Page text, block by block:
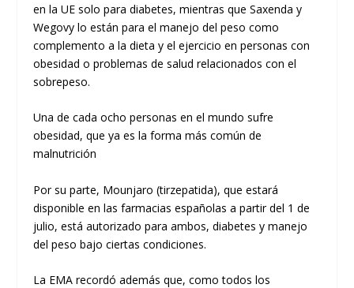
en la UE solo para diabetes, mientras que Saxenda y
Wegovy lo están para el manejo del peso como
complemento a la dieta y el ejercicio en personas con
obesidad o problemas de salud relacionados con el
sobrepeso.
Una de cada ocho personas en el mundo sufre
obesidad, que ya es la forma más común de
malnutrición
Por su parte, Mounjaro (tirzepatida), que estará
disponible en las farmacias españolas a partir del 1 de
julio, está autorizado para ambos, diabetes y manejo
del peso bajo ciertas condiciones.
La EMA recordó además que, como todos los